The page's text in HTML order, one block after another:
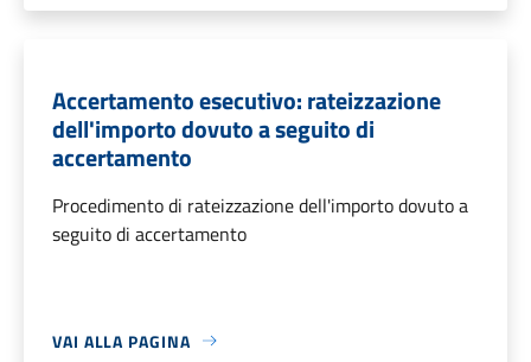
Accertamento esecutivo: rateizzazione
dell'importo dovuto a seguito di
accertamento
Procedimento di rateizzazione dell'importo dovuto a
seguito di accertamento
VAI ALLA PAGINA